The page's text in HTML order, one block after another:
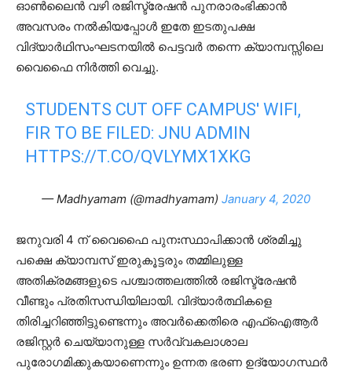
ഓൺലൈൻ വഴി രജിസ്ട്രേഷൻ പുനരാരംഭിക്കാൻ
അവസരം നൽകിയപ്പോൾ ഇതേ ഇടതുപക്ഷ
വിദ്യാർഥിസംഘടനയിൽ പെട്ടവർ തന്നെ ക്യാമ്പസ്സിലെ
വൈഫൈ നിർത്തി വെച്ചു.
STUDENTS CUT OFF CAMPUS' WIFI,
FIR TO BE FILED: JNU ADMIN
HTTPS://T.CO/QVLYMX1XKG
— Madhyamam (@madhyamam) January 4, 2020
ജനുവരി 4 ന് വൈഫൈ പുനഃസ്ഥാപിക്കാൻ ശ്രമിച്ചു
പക്ഷെ ക്യാമ്പസ് ഇരുകൂട്ടരും തമ്മിലുള്ള
അതിക്രമങ്ങളുടെ പശ്ചാത്തലത്തിൽ രജിസ്ട്രേഷൻ
വീണ്ടും പ്രതിസന്ധിയിലായി. വിദ്യാർത്ഥികളെ
തിരിച്ചറിഞ്ഞിട്ടുണ്ടെന്നും അവർക്കെതിരെ എഫ്‌ഐആർ
രജിസ്റ്റർ ചെയ്യാനുള്ള സർവ്വകലാശാല
പുരോഗമിക്കുകയാണെന്നും ഉന്നത ഭരണ ഉദ്യോഗസ്ഥർ